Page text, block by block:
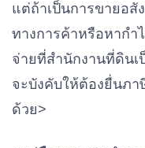
แต่ถ้าเป็นการขายอสั
ทางการค้าหรือหาก
จ่ายที่สำนักงานที่ดินเ
จะบังคับให้ต้องยื่นภา
ด้วย>